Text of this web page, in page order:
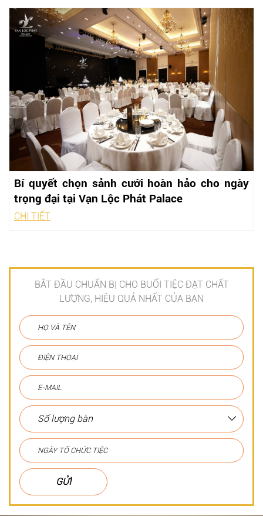
Bí quyết chọn sảnh cưới hoàn hảo cho ngày
trọng đại tại Vạn Lộc Phát Palace
CHI TIẾT
BẮT ĐẦU CHUẨN BỊ CHO BUỔI TIỆC ĐẠT CHẤT
LƯỢNG, HIỆU QUẢ NHẤT CỦA BẠN
GỬI